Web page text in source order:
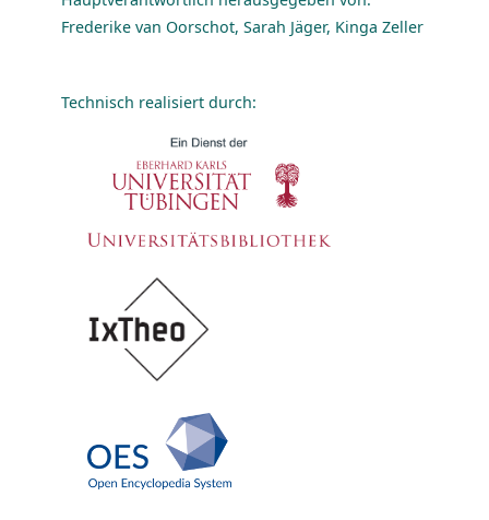
Frederike van Oorschot, Sarah Jäger, Kinga Zeller
Technisch realisiert durch: